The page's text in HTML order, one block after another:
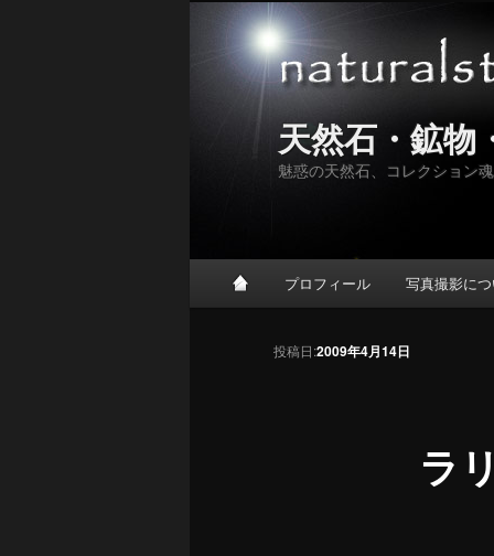
天然石・鉱物
魅惑の天然石、コレクション
メインメニュー
メインコンテンツへ移動
サブコンテンツへ移動
プロフィール 写真撮影に
投稿ナビゲーション
ラ
投稿日:2009年4月14日